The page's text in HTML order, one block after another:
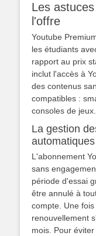
Les
l'offre
Youtube
les étudiants
rapport au prix
inclut l'accès à
des contenus
compatibles :
consoles de jeux.
La gestion
automatiques
L'abonnement
sans
période d'essai
être annulé à
compte. Une
renouvellement
mois. Pour